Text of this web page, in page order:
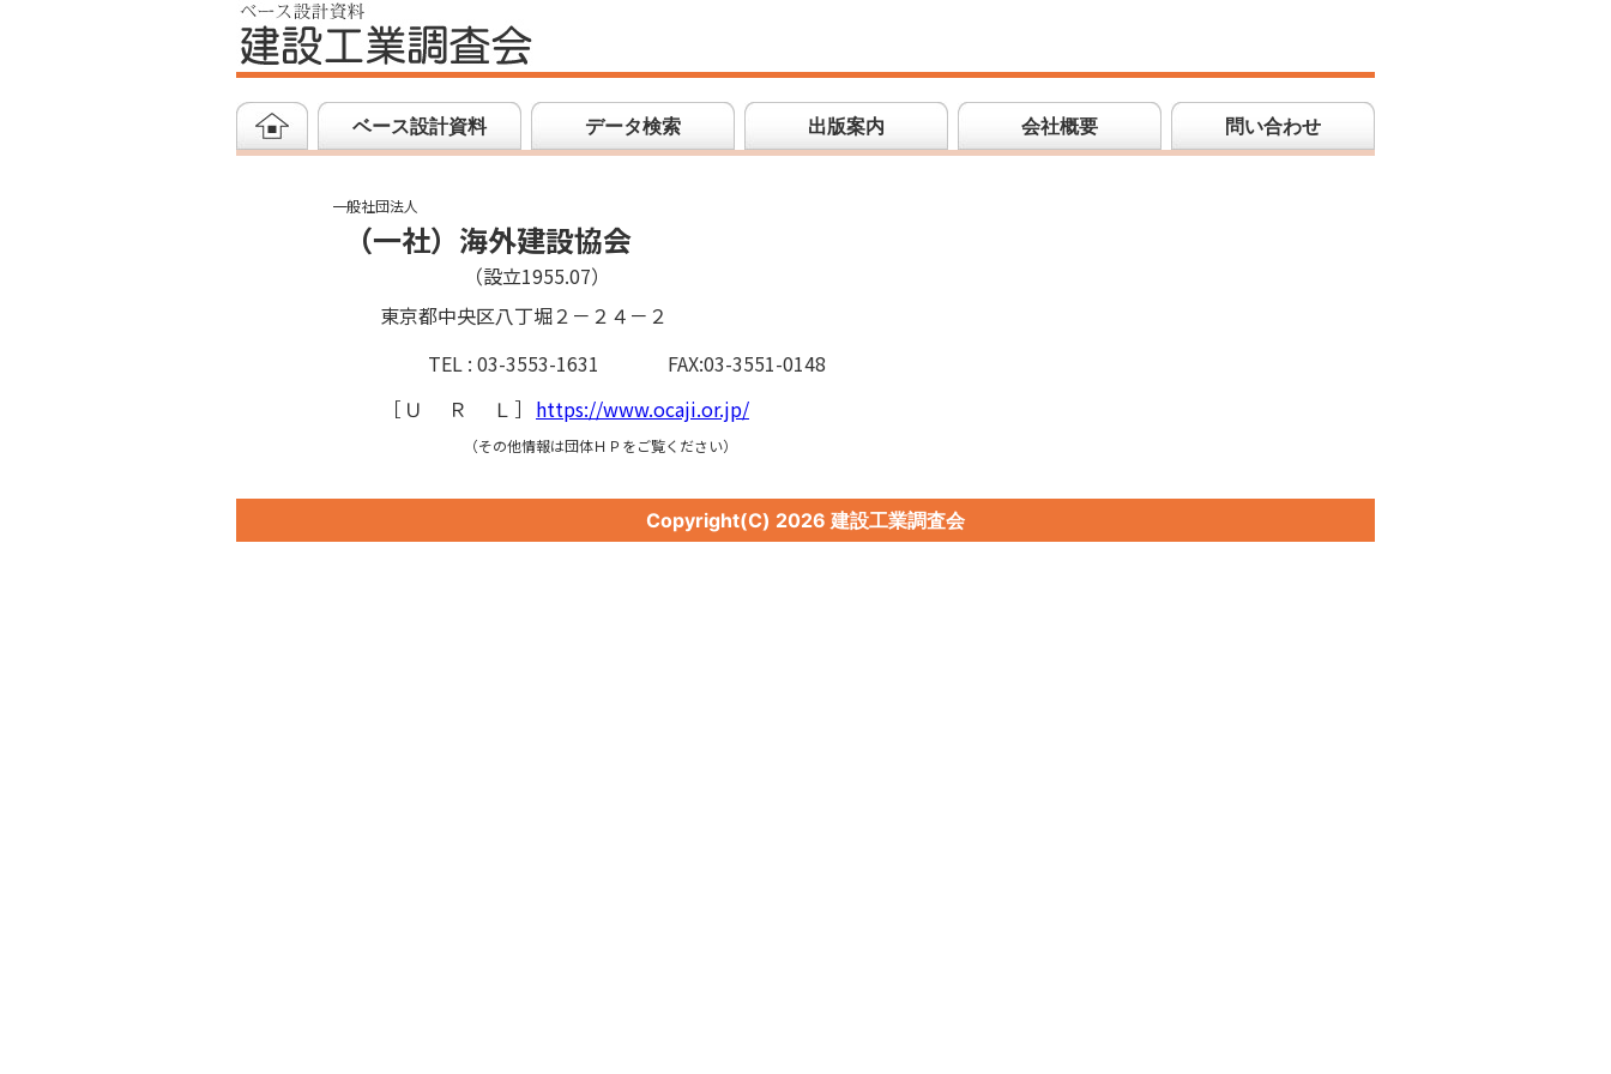
ベース設計資料 データ検索 出版案内 会社概要 問い合わせ
一般社団法人
（一社）海外建設協会
（設立1955.07）
東京都中央区八丁堀２－２４－２
TEL : 03-3553-1631
FAX:03-3551-0148
［ ＵＲＬ ］ https://www.ocaji.or.jp/
（その他情報は団体ＨＰをご覧ください）
Copyright(C) 2026 建設工業調査会